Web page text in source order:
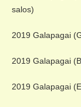
salos)
2019 Galapagai
2019 Galapagai
2019 Galapagai